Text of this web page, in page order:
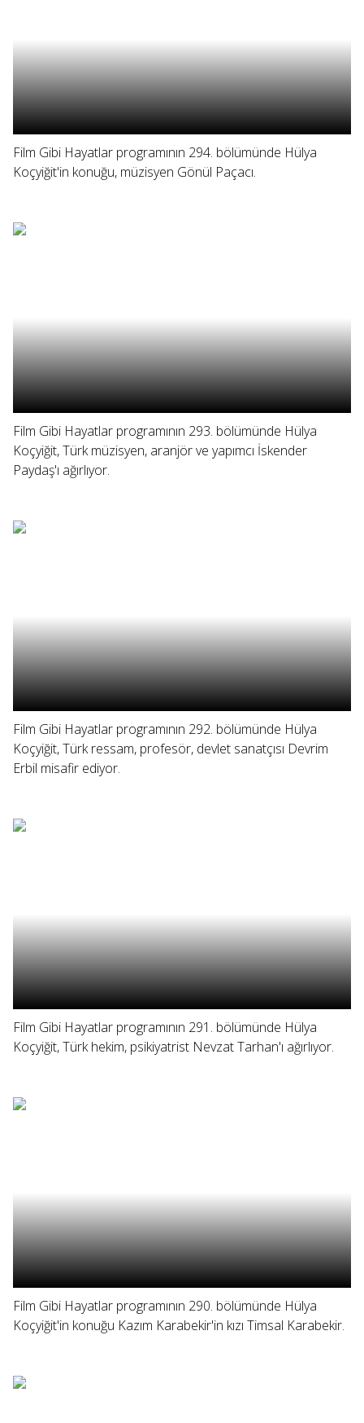
Film Gibi Hayatlar programının 294. bölümünde Hülya
Koçyiğit'in konuğu, müzisyen Gönül Paçacı.
Film Gibi Hayatlar programının 293. bölümünde Hülya
Koçyiğit, Türk müzisyen, aranjör ve yapımcı İskender
Paydaş'ı ağırlıyor.
Film Gibi Hayatlar programının 292. bölümünde Hülya
Koçyiğit, Türk ressam, profesör, devlet sanatçısı Devrim
Erbil misafir ediyor.
Film Gibi Hayatlar programının 291. bölümünde Hülya
Koçyiğit, Türk hekim, psikiyatrist Nevzat Tarhan'ı ağırlıyor.
Film Gibi Hayatlar programının 290. bölümünde Hülya
Koçyiğit'in konuğu Kazım Karabekir'in kızı Timsal Karabekir.